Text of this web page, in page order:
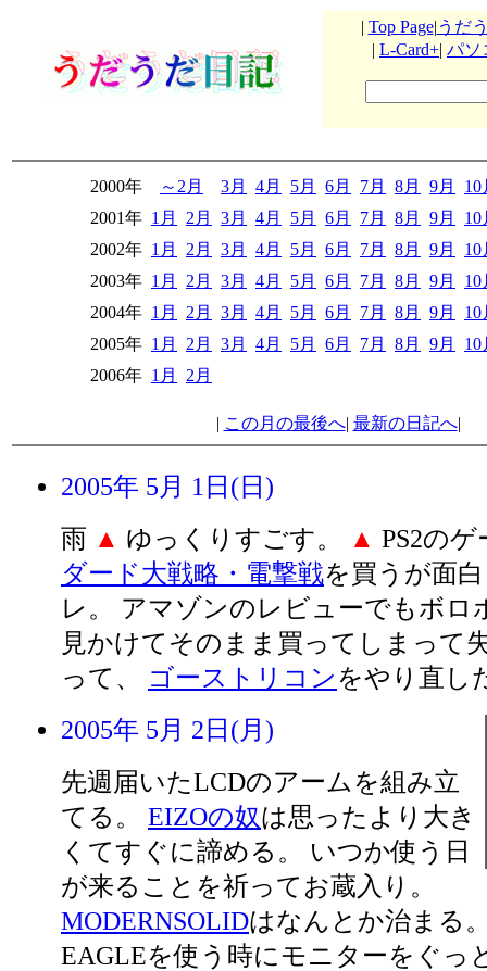
| Top Page| うだ
| L-Card+| パソ
2000年 ～2月 3月 4月 5月 6月 7月 8月 9月
10
2001年 1月 2月 3月 4月 5月 6月 7月 8月 9月
10
2002年 1月 2月 3月 4月 5月 6月 7月 8月 9月
10
2003年 1月 2月 3月 4月 5月 6月 7月 8月 9月
10
2004年 1月 2月 3月 4月 5月 6月 7月 8月 9月
10
2005年 1月 2月 3月 4月 5月 6月 7月 8月 9月
10
2006年 1月 2月
| この月の最後へ| 最新の日記へ|
2005年 5月 1日(日)
雨 ▲ ゆっくりすごす。 ▲ PS2の
ダード大戦略・電撃戦を買うが面
レ。 アマゾンのレビューでもボロ
見かけてそのまま買ってしまって
って、
ゴーストリコンをやり直し
2005年 5月 2日(月)
先週届いたLCDのアームを組み立
てる。 EIZOの奴は思ったより大き
くてすぐに諦める。 いつか使う日
が来ることを祈ってお蔵入り。
MODERNSOLIDはなんとか治まる
EAGLEを使う時にモニターをぐっ